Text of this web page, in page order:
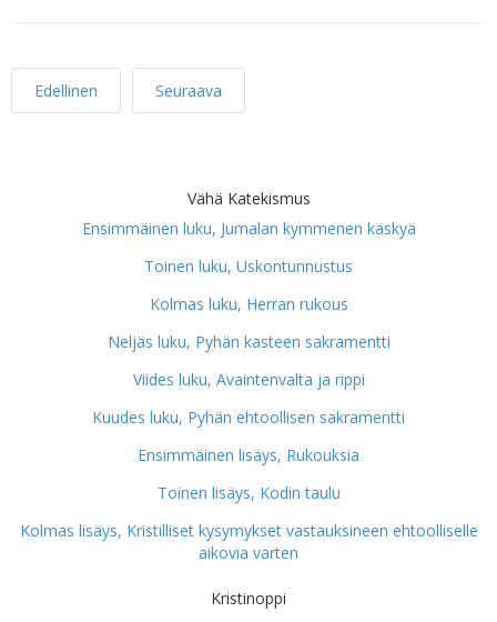
Edellinen Seuraava
Vähä Katekismus
Ensimmäinen luku, Jumalan kymmenen käskyä
Toinen luku, Uskontunnustus
Kolmas luku, Herran rukous
Neljäs luku, Pyhän kasteen sakramentti
Viides luku, Avaintenvalta ja rippi
Kuudes luku, Pyhän ehtoollisen sakramentti
Ensimmäinen lisäys, Rukouksia
Toinen lisäys, Kodin taulu
Kolmas lisäys, Kristilliset kysymykset vastauksineen ehtoolliselle
aikovia varten
Kristinoppi